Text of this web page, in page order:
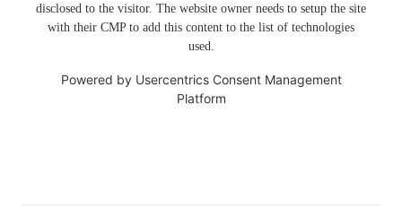
disclosed to the visitor. The website owner needs to setup the site
with their CMP to add this content to the list of technologies
used.
Powered by Usercentrics Consent Management
Platform